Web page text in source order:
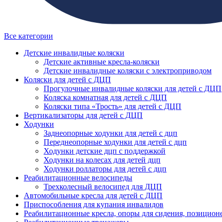
Все категории
Детские инвалидные коляски
Детские активные кресла-коляски
Детские инвалидные коляски с электроприводом
Коляски для детей с ДЦП
Прогулочные инвалидные коляски для детей с ДЦП
Коляска комнатная для детей с ДЦП
Коляски типа «Трость» для детей с ДЦП
Вертикализаторы для детей с ДЦП
Ходунки
Заднеопорные ходунки для детей с дцп
Переднеопорные ходунки для детей с дцп
Ходунки детские дцп с поддержкой
Ходунки на колесах для детей дцп
Ходунки роллаторы для детей с дцп
Реабилитационные велосипеды
Трехколесный велосипед для ДЦП
Автомобильные кресла для детей с ДЦП
Приспособления для купания инвалидов
Реабилитационные кресла, опоры для сидения,